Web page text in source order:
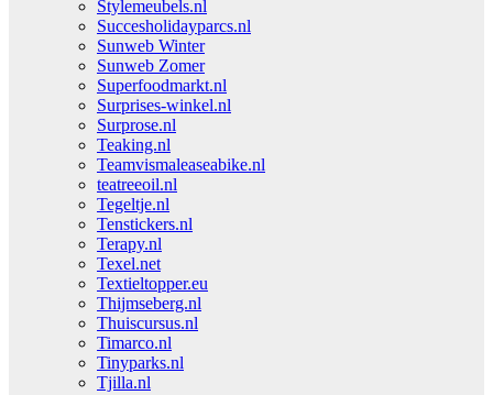
Stylemeubels.nl
Succesholidayparcs.nl
Sunweb Winter
Sunweb Zomer
Superfoodmarkt.nl
Surprises-winkel.nl
Surprose.nl
Teaking.nl
Teamvismaleaseabike.nl
teatreeoil.nl
Tegeltje.nl
Tenstickers.nl
Terapy.nl
Texel.net
Textieltopper.eu
Thijmseberg.nl
Thuiscursus.nl
Timarco.nl
Tinyparks.nl
Tjilla.nl